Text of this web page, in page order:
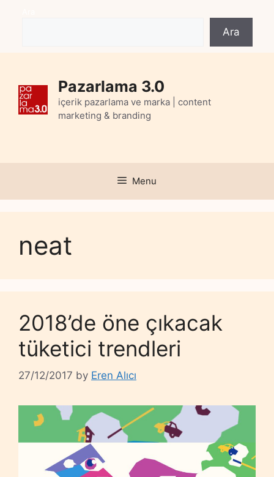
Ara
Pazarlama 3.0
içerik pazarlama ve marka | content
marketing & branding
Menu
neat
2018’de öne çıkacak
tüketici trendleri
27/12/2017 by Eren Alıcı